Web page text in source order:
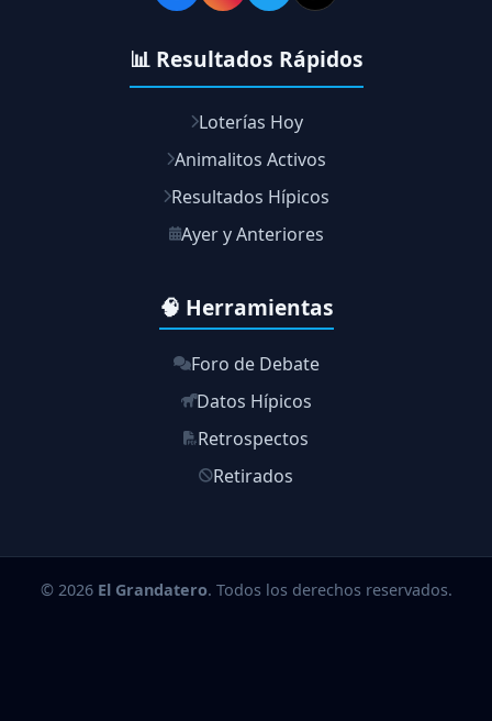
📊 Resultados Rápidos
Loterías Hoy
Animalitos Activos
Resultados Hípicos
Ayer y Anteriores
🧠 Herramientas
Foro de Debate
Datos Hípicos
Retrospectos
Retirados
© 2026 El Grandatero. Todos los derechos reservados.